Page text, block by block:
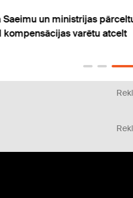
Dombrava kopš
sarakstā" iekļāvis ap